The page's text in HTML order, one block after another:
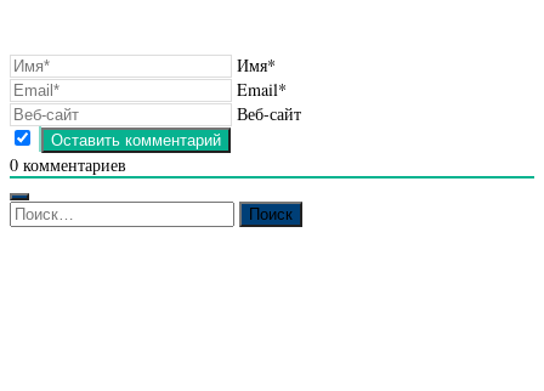
Имя*
Email*
Веб-сайт
0 комментариев
Найти: